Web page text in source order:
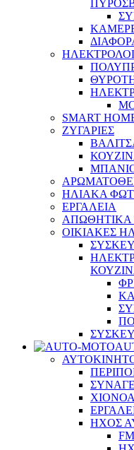
SMART
ΖΥΓΑΡΙΕΣ
ΗΛΙΑΚΑ
ΕΡΓΑΛΕΙΑ
ΟΙΚΙΑΚΕΣ
ΗΧΟΣ